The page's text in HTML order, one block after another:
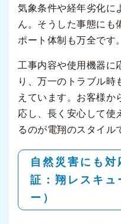
気象条件や経年劣化に
ん。そうした事態にも
ポート体制も万全です。
工事内容や使用機器に
り、万一のトラブル時
えています。お客様か
応し、長く安心して使
るのが電翔のスタイル
自然災害にも
証：翔レスキュ
ー）